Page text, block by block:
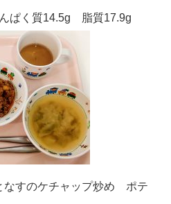
ぱく質14.5g 脂質17.9g
すのケチャップ炒め ポテ